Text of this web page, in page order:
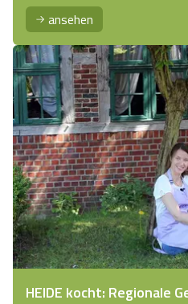
ansehen
HEIDE kocht: Regionale